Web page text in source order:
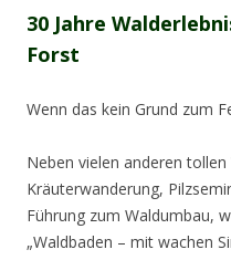
30 Jahre
Forst
Wenn das kein Grund zum
Neben vielen anderen
Kräuterwanderung,
Führung zum Waldumbau,
„Waldbaden – mit wachen